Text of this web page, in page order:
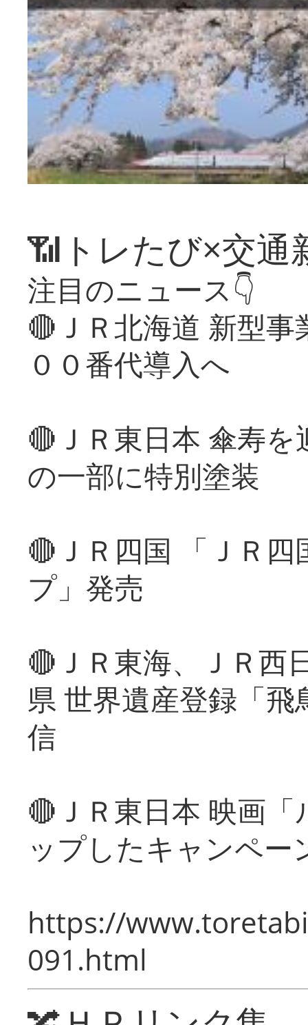
📶トレたび×交通
注目のニュース👇
🔴ＪＲ北海道 新型
００番代導入へ
🔴ＪＲ東日本 傘寿
の一部に特別塗装
🔴ＪＲ四国 「ＪＲ
プ」発売
🔴ＪＲ東海、ＪＲ西
県 世界遺産登録「
信
🔴ＪＲ東日本 映画
ップしたキャンペー
https://
091.html